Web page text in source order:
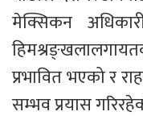
मेक्सिकन
प्रभावित भएको र
सम्भव प्रयास